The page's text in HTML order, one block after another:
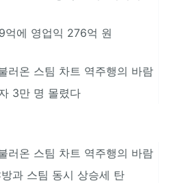
억에 영업익 276억 원
러온 스팀 차트 역주행의 바람
3만 명 몰렸다
러온 스팀 차트 역주행의 바람
과 스팀 동시 상승세 탄